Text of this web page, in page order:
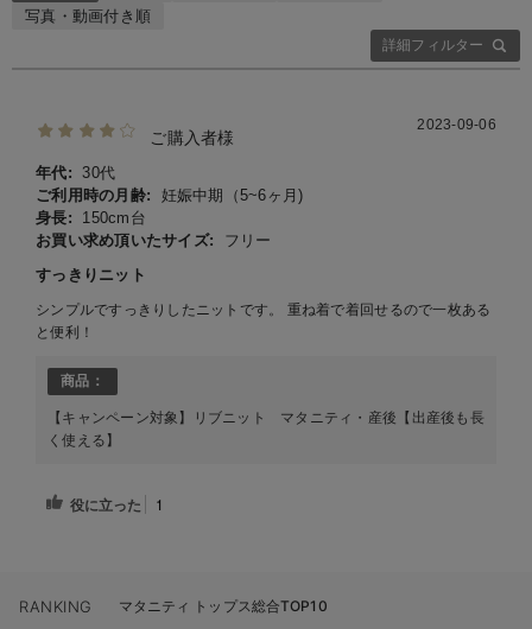
詳細フィルター
写真・動画付き順
ご購入者様
2023-09-06
年代:
30代
ご利用時の月齢:
妊娠中期（5~6ヶ月)
身長:
150cm台
お買い求め頂いたサイズ:
フリー
すっきりニット
シンプルですっきりしたニットです。 重ね着で着回せるので一枚ある
と便利！
商品：
【キャンペーン対象】リブニット マタニティ・産後【出産後も長
く使える】
役に立った 1
RANKING マタニティ トップス総合TOP10